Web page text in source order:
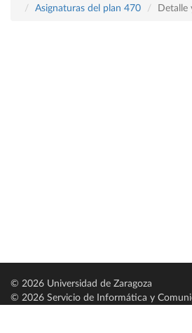
Asignaturas del plan 470
Detalle
© 2026 Universidad de Zaragoza
© 2026 Servicio de Informática y